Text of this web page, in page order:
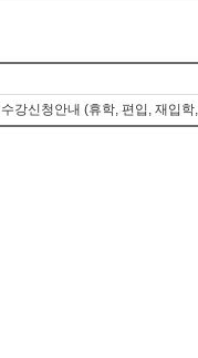
강신청안내 (휴학, 편입, 재입